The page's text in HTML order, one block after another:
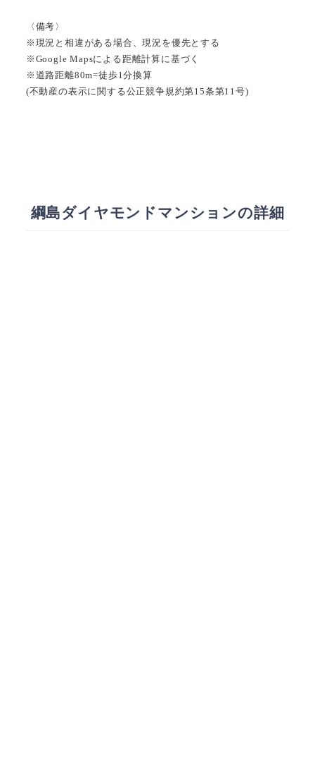
〈備考〉
※現況と相違がある場合、現況を優先とする
※Google Mapsによる距離計算に基づく
※道路距離80m=徒歩1分換算
(不動産の表示に関する公正競争規約第15条第11号)
綱島ダイヤモンドマンションの詳細